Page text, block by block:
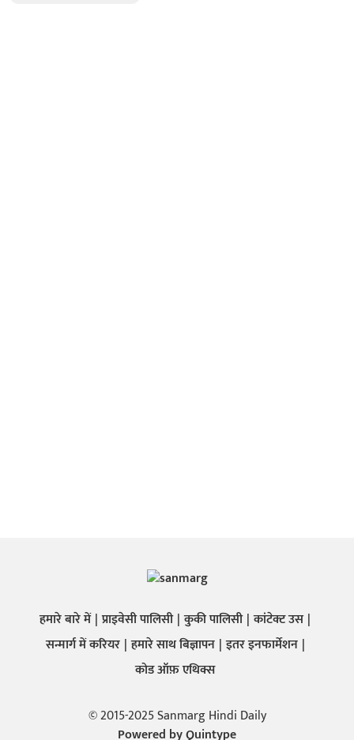
हमारे बारे में प्राइवेसी पालिसी कुकी पालिसी कांटेक्ट उस
सन्मार्ग में करियर हमारे साथ बिज्ञापन इतर इनफार्मेशन
कोड ऑफ़ एथिक्स
© 2015-2025 Sanmarg Hindi Daily
Powered byQuintype